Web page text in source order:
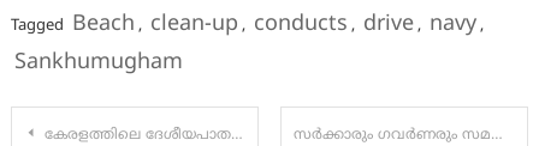
Tagged Beach , clean-up , conducts , drive, navy,
Sankhumugham
Post
കേരളത്തിലെ ദേശീയപാത നിർമാണം: 378 സ്ഥലങ്ങളിൽ പരിശോധന നടത്താൻ ദേശീയപാത അതോറിറ്റി സർക്കാരും ഗവർണരും സമവായത്തിലെത്തിയില്ല; വിസി നിയമനം നേരിട്ട് നടത്താന്‍ സുപ്രീംകോടതി